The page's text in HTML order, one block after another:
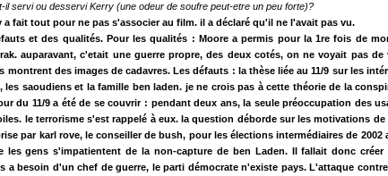
il servi ou desservi Kerry (une odeur de soufre peut-etre un peu forte)?
a fait tout pour ne pas s'associer au film. il a déclaré qu'il ne l'avait pas vu.
et des qualités. Pour les qualités : Moore a permis pour la 1re fois de
auparavant, c'etait une guerre propre, des deux cotés, on ne voyait pas de
montrent des images de cadavres. Les défauts : la thèse liée au 11/9 sur les
les saoudiens et la famille ben laden. je ne crois pas à cette théorie de la
du 11/9 a été de se couvrir : pendant deux ans, la seule préoccupation des
le terrorisme s'est rappelé à eux. la question déborde sur les motivations de
par karl rove, le conseiller de bush, pour les élections intermédiaires de 2002
les gens s'impatientent de la non-capture de ben Laden. Il fallait donc créer
a besoin d'un chef de guerre, le parti démocrate n'existe pays. L'attaque